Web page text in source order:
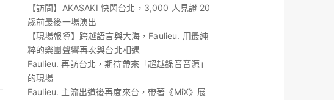
【訪問】AKASAKI 快閃台北，3,000 人見證 20
歲前最後一場演出
【現場報導】跨越語言與大海，Faulieu. 用最純
粹的樂團聲響再次與台北相遇
Faulieu. 再訪台北，期待帶來「超越錄音音源」
的現場
Faulieu. 主流出道後再度來台，帶著《MiX》展